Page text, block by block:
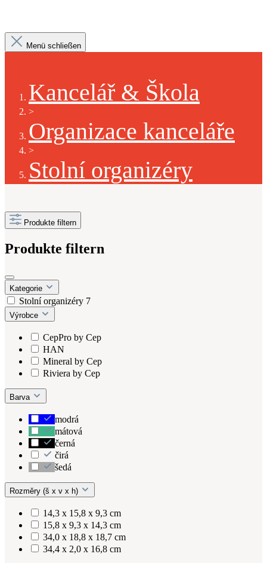
Menü schließen
Kancelář & Škola
>
Organizace kanceláře
>
Stolní organizéry
Produkte filtern
Produkte filtern
Kategorie
Stolní organizéry 7
Výrobce
CepPro by Cep
HAN
Mineral by Cep
Riviera by Cep
Barva
modrá
mátová
černá
čirá
šedá
Rozměry (š x v x h)
14,3 x 15,8 x 9,3 cm
15,8 x 9,3 x 14,3 cm
34,0 x 18,8 x 18,7 cm
34,4 x 2,0 x 16,8 cm